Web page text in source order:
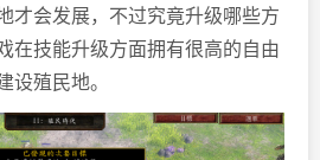
才会发展，不过究竟升级哪些方
在技能升级方面拥有很高的自由
设殖民地。